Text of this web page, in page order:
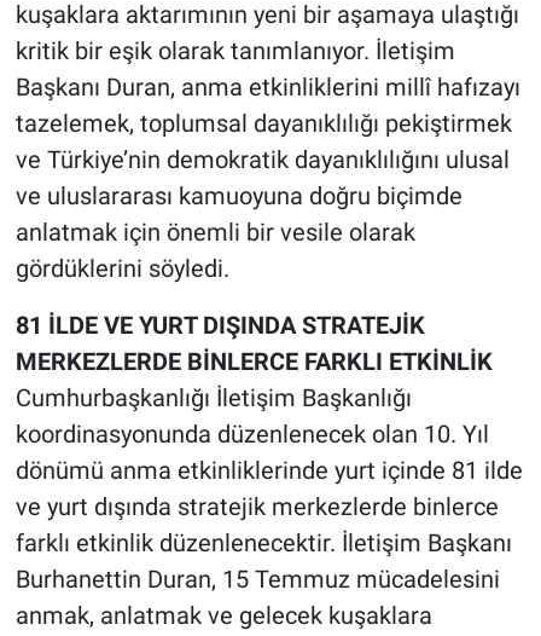
kuşaklara aktarımının yeni bir aşamaya ulaştığı
kritik bir eşik olarak tanımlanıyor. İletişim
Başkanı Duran, anma etkinliklerini millî hafızayı
tazelemek, toplumsal dayanıklılığı pekiştirmek
ve Türkiye’nin demokratik dayanıklılığını ulusal
ve uluslararası kamuoyuna doğru biçimde
anlatmak için önemli bir vesile olarak
gördüklerini söyledi.
81 İLDE VE YURT DIŞINDA STRATEJİK
MERKEZLERDE BİNLERCE FARKLI ETKİNLİK
Cumhurbaşkanlığı İletişim Başkanlığı
koordinasyonunda düzenlenecek olan 10. Yıl
dönümü anma etkinliklerinde yurt içinde 81 ilde
ve yurt dışında stratejik merkezlerde binlerce
farklı etkinlik düzenlenecektir. İletişim Başkanı
Burhanettin Duran, 15 Temmuz mücadelesini
anmak, anlatmak ve gelecek kuşaklara